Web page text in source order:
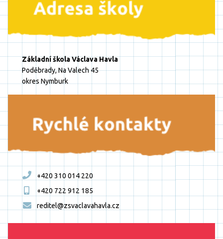
Základní škola Václava Havla
Poděbrady, Na Valech 45
okres Nymburk
+420 310 014 220
+420 722 912 185
reditel@zsvaclavahavla.cz